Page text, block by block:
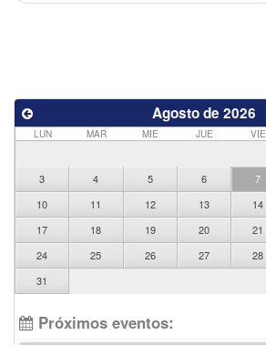
Agosto de 2026
LUN MAR MIE JUE VIE
3
4 5 6 7
10
11 12 13 14
17
18 19 20 21
24
25 26 27 28
31
Próximos eventos: